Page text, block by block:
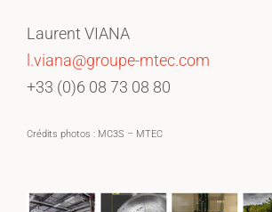
Laurent VIANA
l.viana@groupe-mtec.com
+33 (0)6 08 73 08 80
Crédits photos : MC3S – MTEC